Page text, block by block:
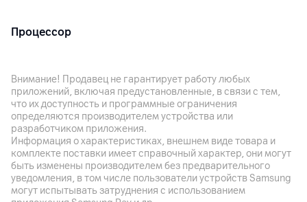
Процессор
Модель процессора
A18 Pro
Количество ядер
6
Графический ускоритель
5‑ядерный графический процессор
Внимание! Продавец не гарантирует работу любых
приложений, включая предустановленные, в связи с тем,
что их доступность и программные ограничения
определяются производителем устройства или
разработчиком приложения.
Информация о характеристиках, внешнем виде товара и
комплекте поставки имеет справочный характер, они могут
быть изменены производителем без предварительного
уведомления, в том числе пользователи устройств Samsung
могут испытывать затруднения с использованием